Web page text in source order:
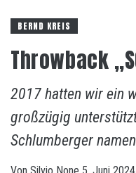
BERND KREIS
Throwback
2017 hatten wir ein
großzügig
Schlumberger